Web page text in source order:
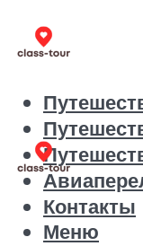
Контакты
Меню